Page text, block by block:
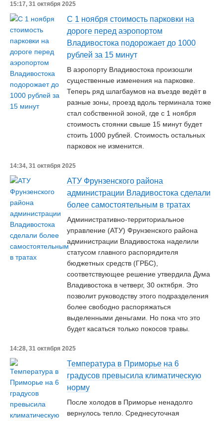
15:17, 31 октября 2025
С 1 ноября стоимость парковки на
дороге перед аэропортом
Владивостока подорожает до 1000
рублей за 15 минут
В аэропорту Владивостока произошли
существенные изменения на парковке.
Теперь ряд шлагбаумов на въезде ведёт в
разные зоны, проезд вдоль терминала тоже
стал собственной зоной, где с 1 ноября
стоимость стоянки свыше 15 минут будет
стоить 1000 рублей. Стоимость остальных
парковок не изменится.
14:34, 31 октября 2025
АТУ Фрунзенского района
администрации Владивостока сделали
более самостоятельным в тратах
Административно-территориальное
управление (АТУ) Фрунзенского района
администрации Владивостока наделили
статусом главного распорядителя
бюджетных средств (ГРБС),
соответствующее решение утвердила Дума
Владивостока в четверг, 30 октября. Это
позволит руководству этого подразделения
более свободно распоряжаться
выделенными деньгами. Но пока что это
будет касаться только покосов травы.
14:28, 31 октября 2025
Температура в Приморье на 6
градусов превысила климатическую
норму
После холодов в Приморье ненадолго
вернулось тепло. Среднесуточная